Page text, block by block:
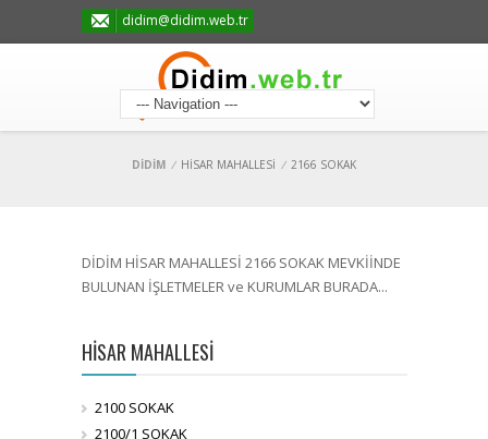
didim@didim.web.tr
DİDİM / HİSAR MAHALLESİ / 2166 SOKAK
DİDİM HİSAR MAHALLESİ 2166 SOKAK MEVKİİNDE
BULUNAN İŞLETMELER ve KURUMLAR BURADA...
HİSAR MAHALLESİ
2100 SOKAK
2100/1 SOKAK